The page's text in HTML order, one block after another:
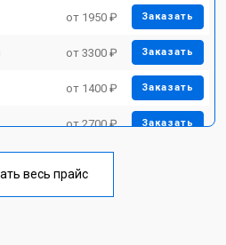
от 1950 ₽ Заказать
от 3300 ₽ Заказать
от 1400 ₽ Заказать
от 2700 ₽ Заказать
от 1750 ₽
весь прайс